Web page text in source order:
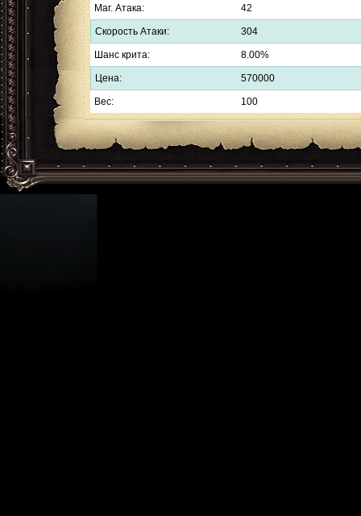
Маг. Атака: 42
Скорость Атаки: 304
Шанс крита: 8.00%
Цена: 570000
Вес: 100